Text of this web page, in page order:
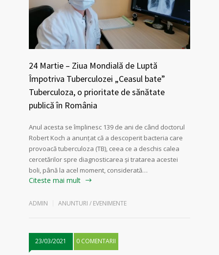
24 Martie – Ziua Mondială de Luptă
Împotriva Tuberculozei „Ceasul bate”
Tuberculoza, o prioritate de sănătate
publică în România
Anul acesta se împlinesc 139 de ani de când doctorul
Robert Koch a anunțat că a descoperit bacteria care
provoacă tuberculoza (TB), ceea ce a deschis calea
cercetărilor spre diagnosticarea și tratarea acestei
boli, până la acel moment, considerată…
Citeste mai mult
ADMIN ANUNTURI / EVENIMENTE
23/03/2021 0 COMENTARII